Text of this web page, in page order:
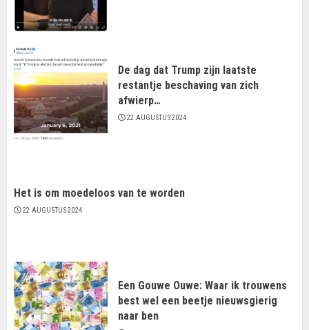
De dag dat Trump zijn laatste
restantje beschaving van zich
afwierp…
22 AUGUSTUS 2024
Het is om moedeloos van te worden
22 AUGUSTUS 2024
Een Gouwe Ouwe: Waar ik trouwens
best wel een beetje nieuwsgierig
naar ben